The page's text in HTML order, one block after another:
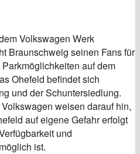
Volkswagen Werk
Braunschweig seinen Fans für
auf dem
Ohefeld befindet sich
und der Schuntersiedlung.
weisen darauf hin,
auf eigene Gefahr erfolgt
und
ist.